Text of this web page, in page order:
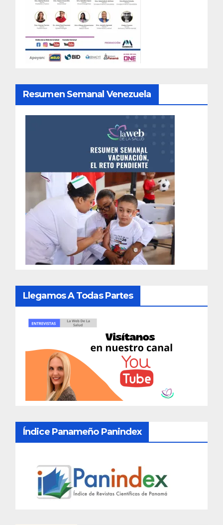
Resumen Semanal Venezuela
Llegamos A Todas Partes
Índice Panameño Panindex